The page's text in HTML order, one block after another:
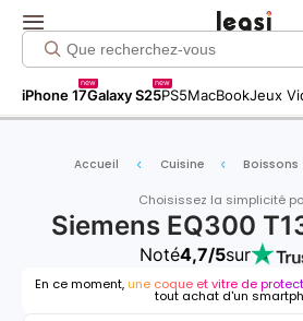
iPhone 17
new
Galaxy S25
new
PS5MacBookJeux
Accueil Cuisine Boissons
Choisissez la simplicité
Siemens EQ300
Noté4,7/5sur
En ce moment, une coque et vitre de
tout achat d'un